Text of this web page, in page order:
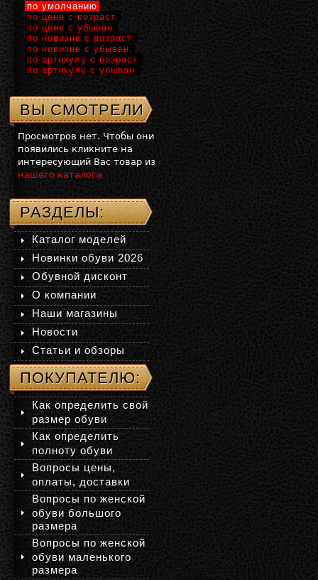
по умолчанию
по цене с возраст.
по цене с убыван.
по новизне с возраст.
по новизне с убыван.
по артикулу с возраст.
по артикулу с убыван.
ВЫ СМОТРЕЛИ
Просмотров нет. Чтобы они
появились кликните на
интересующий Вас товар из
нашего каталога
РАЗДЕЛЫ:
Каталог моделей
Новинки обуви 2026
Обувной дисконт
О компании
Наши магазины
Новости
Статьи и обзоры
ПОКУПАТЕЛЮ:
Как определить свой
размер обуви
Как определить
полноту обуви
Вопросы цены,
оплаты, доставки
Вопросы по женской
обуви большого
размера
Вопросы по женской
обуви маленького
размера